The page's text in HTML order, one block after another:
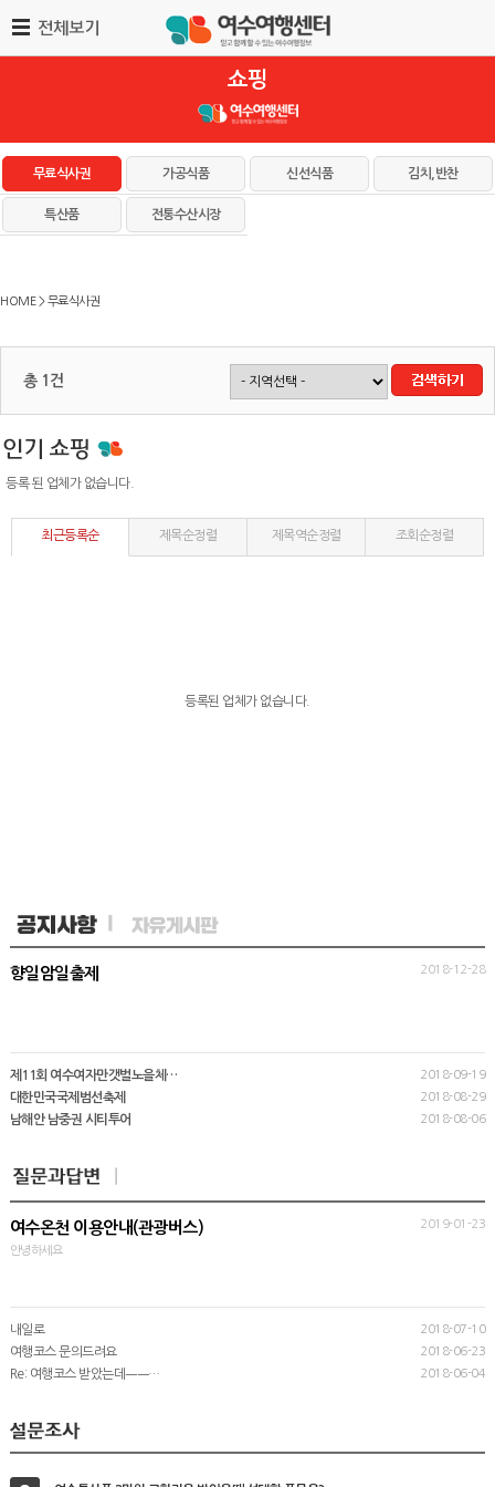
쇼핑
무료식사권 가공식품 신선식품 김치,반찬
특산품 전통수산시장
HOME > 무료식사권
총 1건
등록 된 업체가 없습니다.
최근등록순 제목순정렬 제목역순정렬 조회순정렬
등록된 업체가 없습니다.
향일암일출제 2018-12-28
제11회 여수여자만갯벌노을체… 2018-09-19
대한민국국제범선축제 2018-08-29
남해안 남중권 시티투어 2018-08-06
여수온천 이용안내(관광버스)
안녕하세요
2019-01-23
내일로 2018-07-10
여행코스 문의드려요 2018-06-23
Re: 여행코스 받았는데ㅡㅡ… 2018-06-04